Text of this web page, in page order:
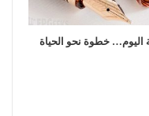
اليوم… خطوة نحو الحياة